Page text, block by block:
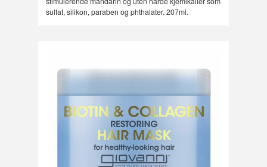
sulfat, silikon, paraben og phthalater. 207ml.